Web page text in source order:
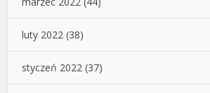
luty 2022 (38)
styczeń 2022 (37)